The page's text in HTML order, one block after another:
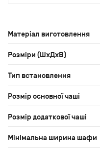
Матеріал виготовлення
Розміри (ШхДхВ)
Тип встановлення
Розмір основної чаші
Розмір додаткової чаші
Мінімальна ширина шафи